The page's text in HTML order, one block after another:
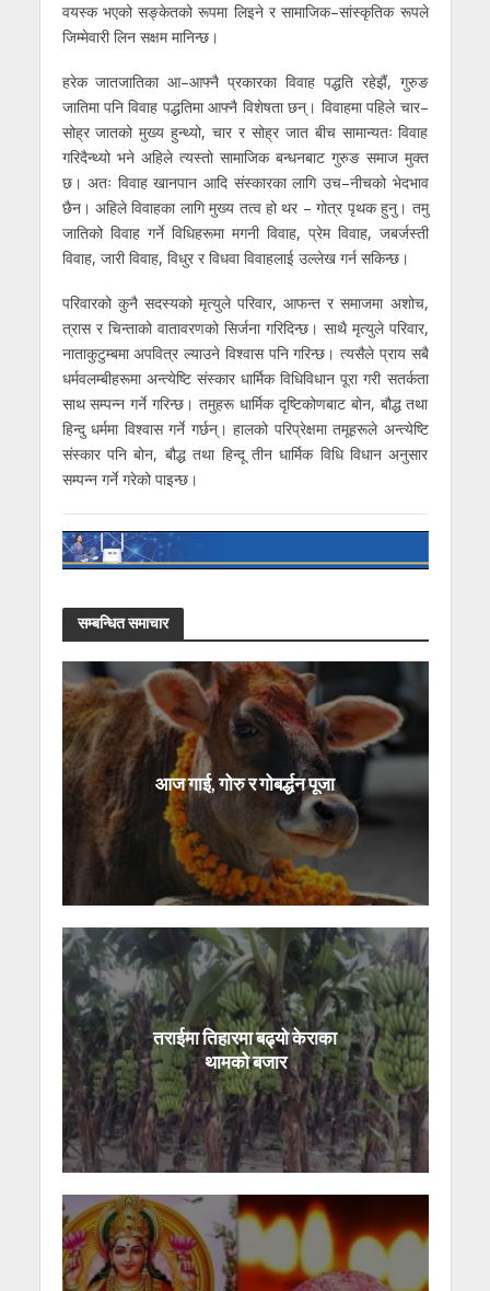
वयस्क भएको सङ्केतको रूपमा लिइने र सामाजिक–सांस्कृतिक रूपले
जिम्मेवारी लिन सक्षम मानिन्छ।
हरेक जातजातिका आ–आफ्नै प्रकारका विवाह पद्धति रहेझैं, गुरुङ
जातिमा पनि विवाह पद्धतिमा आफ्नै विशेषता छन्। विवाहमा पहिले चार–
सोह्र जातको मुख्य हुन्थ्यो, चार र सोह्र जात बीच सामान्यतः विवाह
गरिदैन्थ्यो भने अहिले त्यस्तो सामाजिक बन्धनबाट गुरुङ समाज मुक्त
छ। अतः विवाह खानपान आदि संस्कारका लागि उच–नीचको भेदभाव
छैन। अहिले विवाहका लागि मुख्य तत्व हो थर – गोत्र पृथक हुनु। तमु
जातिको विवाह गर्ने विधिहरूमा मगनी विवाह, प्रेम विवाह, जबर्जस्ती
विवाह, जारी विवाह, विधुर र विधवा विवाहलाई उल्लेख गर्न सकिन्छ।
परिवारको कुनै सदस्यको मृत्युले परिवार, आफन्त र समाजमा अशोच,
त्रास र चिन्ताको वातावरणको सिर्जना गरिदिन्छ। साथै मृत्युले परिवार,
नाताकुटुम्बमा अपवित्र ल्याउने विश्वास पनि गरिन्छ। त्यसैले प्राय सबै
धर्मवलम्बीहरूमा अन्त्येष्टि संस्कार धार्मिक विधिविधान पूरा गरी सतर्कता
साथ सम्पन्न गर्ने गरिन्छ। तमुहरू धार्मिक दृष्टिकोणबाट बोन, बौद्ध तथा
हिन्दु धर्ममा विश्वास गर्ने गर्छन्। हालको परिप्रेक्षमा तमूहरूले अन्त्येष्टि
संस्कार पनि बोन, बौद्ध तथा हिन्दू तीन धार्मिक विधि विधान अनुसार
सम्पन्न गर्ने गरेको पाइन्छ।
सम्बन्धित समाचार
आज गाई, गोरु र गोबर्द्धन पूजा
तराईमा तिहारमा बढ्यो केराका
थामको बजार